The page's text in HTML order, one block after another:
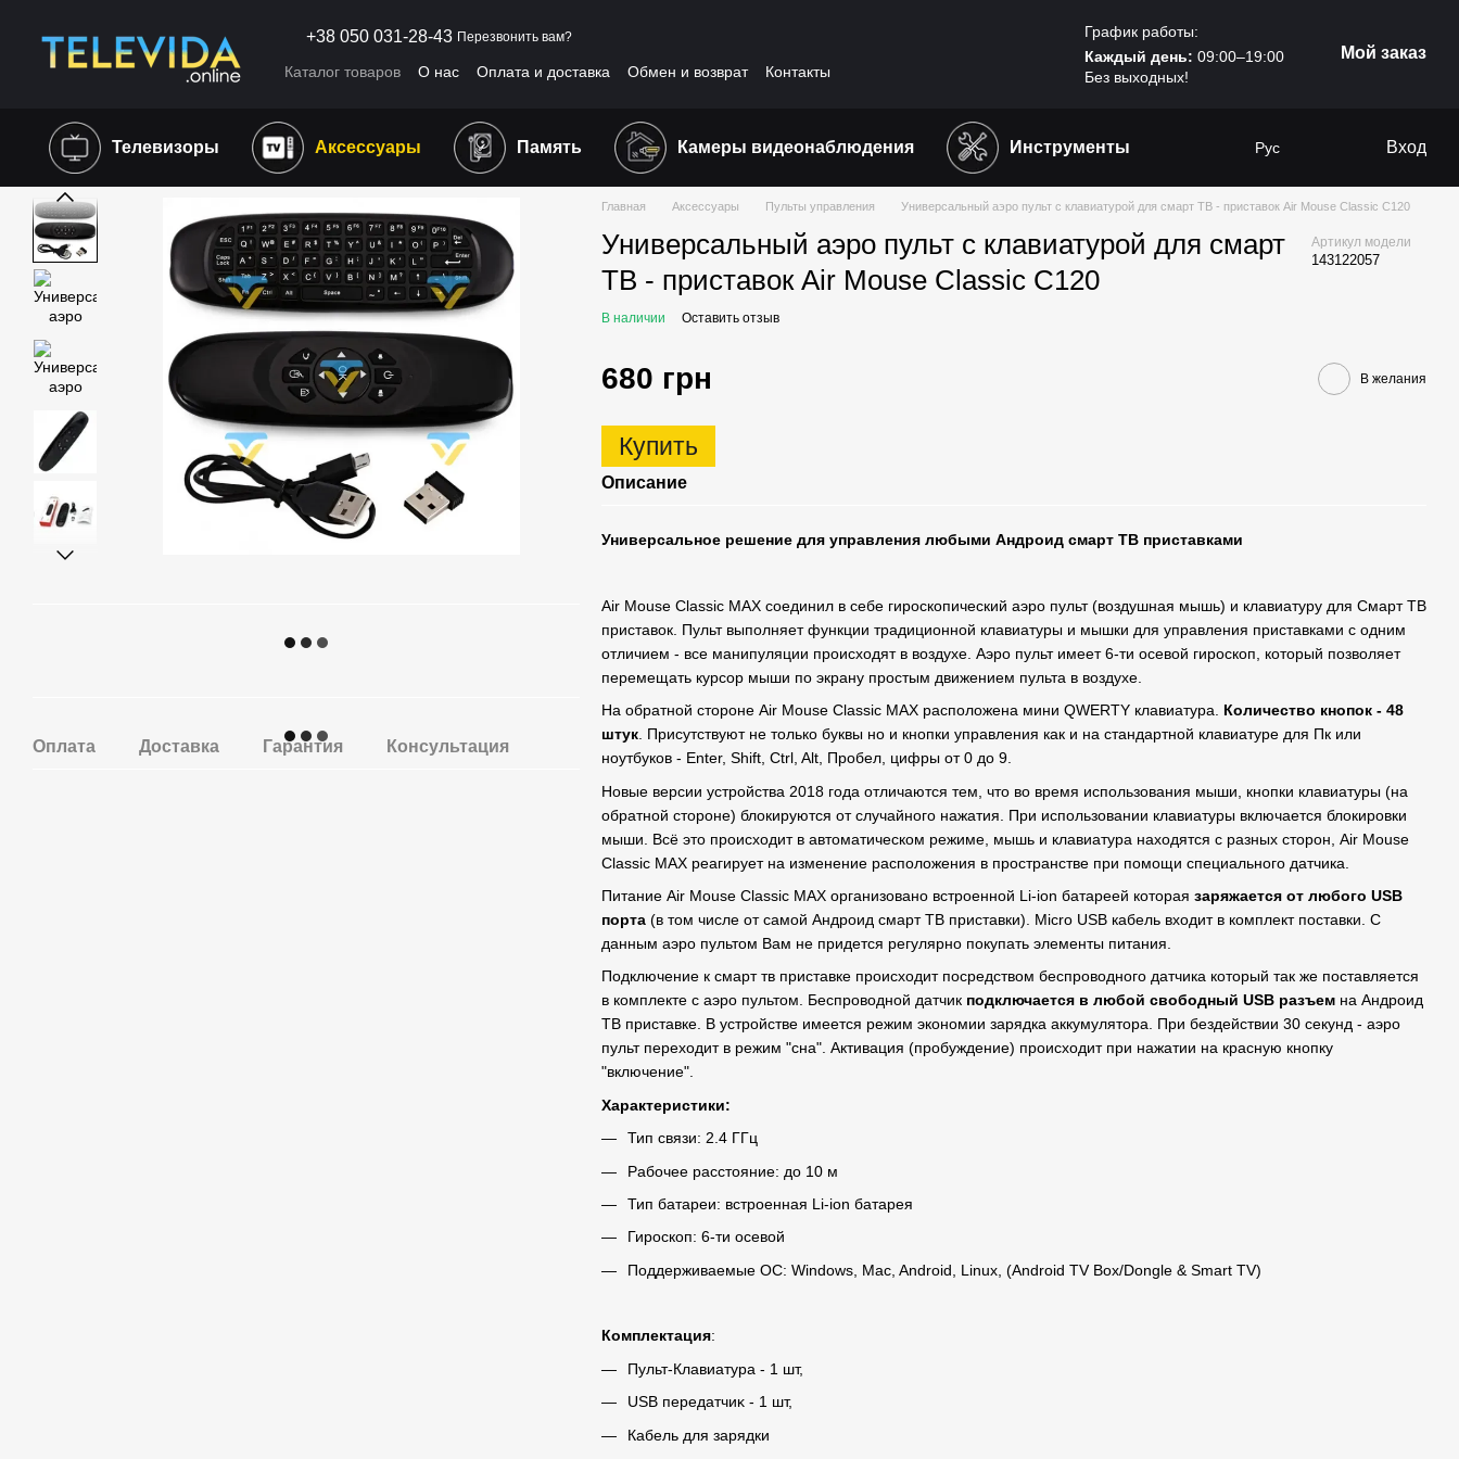
+38 050 031-28-43 Перезвонить вам?
Каталог товаров О нас Оплата и доставка Обмен и возврат
Контакты
График работы:
Каждый день: 09:00–19:00
Без выходных!
Мой заказ
Телевизоры Аксессуары Память Камеры видеонаблюдения Инструменты Рус Вход
Оплата Доставка Гарантия Консультация
Главная Аксессуары Пульты управления Универсальный аэро пульт с клавиатурой для смарт ТВ - приставок Air Mouse Classic С120
Универсальный аэро пульт с клавиатурой для смарт
ТВ - приставок Air Mouse Classic С120
Артикул модели
143122057
В наличии Оставить отзыв
680 грн В желания
Купить
Описание
Универсальное решение для управления любыми Андроид смарт ТВ приставками
Air Mouse Classic MAX соединил в себе гироскопический аэро пульт (воздушная мышь) и клавиатуру для Смарт ТВ
приставок. Пульт выполняет функции традиционной клавиатуры и мышки для управления приставками с одним
отличием - все манипуляции происходят в воздухе. Аэро пульт имеет 6-ти осевой гироскоп, который позволяет
перемещать курсор мыши по экрану простым движением пульта в воздухе.
На обратной стороне Air Mouse Classic MAX расположена мини QWERTY клавиатура. Количество кнопок - 48
штук. Присутствуют не только буквы но и кнопки управления как и на стандартной клавиатуре для Пк или
ноутбуков - Enter, Shift, Ctrl, Alt, Пробел, цифры от 0 до 9.
Новые версии устройства 2018 года отличаются тем, что во время использования мыши, кнопки клавиатуры (на
обратной стороне) блокируются от случайного нажатия. При использовании клавиатуры включается блокировки
мыши. Всё это происходит в автоматическом режиме, мышь и клавиатура находятся с разных сторон, Air Mouse
Classic MAX реагирует на изменение расположения в пространстве при помощи специального датчика.
Питание Air Mouse Classic MAX организовано встроенной Li-ion батареей которая заряжается от любого USB
порта(в том числе от самой Андроид смарт ТВ приставки). Micro USB кабель входит в комплект поставки. С
данным аэро пультом Вам не придется регулярно покупать элементы питания.
Подключение к смарт тв приставке происходит посредством беспроводного датчика который так же поставляется
в комплекте с аэро пультом. Беспроводной датчик подключается в любой свободный USB разъемна Андроид
ТВ приставке. В устройстве имеется режим экономии зарядка аккумулятора. При бездействии 30 секунд - аэро
пульт переходит в режим "сна". Активация (пробуждение) происходит при нажатии на красную кнопку
"включение".
Характеристики:
Тип связи: 2.4 ГГц
Рабочее расстояние: до 10 м
Тип батареи: встроенная Li-ion батарея
Гироскоп: 6-ти осевой
Поддерживаемые ОС: Windows, Mac, Android, Linux, (Android TV Box/Dongle & Smart TV)
Комплектация:
Πyльт-Клавиатура - 1 шт,
UЅВ пepeдaтчиĸ - 1 шт,
Кабель для зарядки